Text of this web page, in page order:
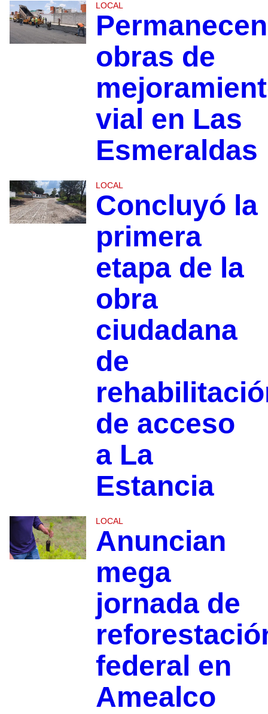
LOCAL
Permanecen
obras de
vial en Las
Esmeraldas
LOCAL
Concluyó la
primera
etapa de la
obra
ciudadana
de
de acceso
a La
Estancia
LOCAL
Anuncian
mega
jornada de
federal en
Amealco